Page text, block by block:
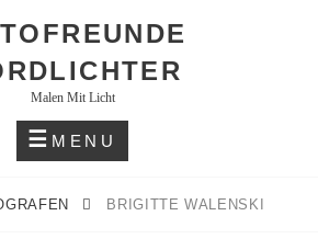
Malen Mit Licht
MENU
BRIGITTE WALENSKI